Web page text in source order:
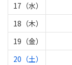
17（水）
18（木）
19（金）
20（土）